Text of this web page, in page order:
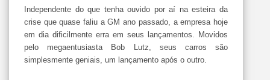
Independente do que tenha ouvido por aí na esteira da
crise que quase faliu a GM ano passado, a empresa hoje
em dia dificilmente erra em seus lançamentos. Movidos
pelo megaentusiasta Bob Lutz, seus carros são
simplesmente geniais, um lançamento após o outro.